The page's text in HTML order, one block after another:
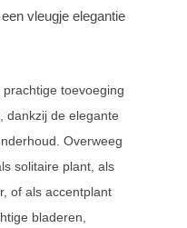
vleugje elegantie
toevoeging
dankzij de elegante
Overweeg
solitaire plant, als
of als accentplant
bladeren,